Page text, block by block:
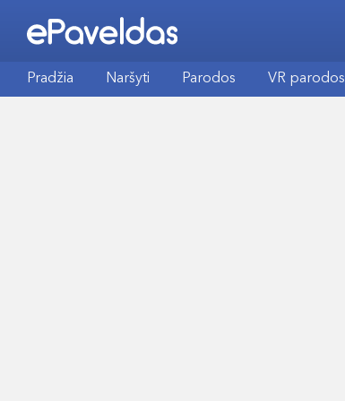
Pradžia Naršyti Parodos VR parodos